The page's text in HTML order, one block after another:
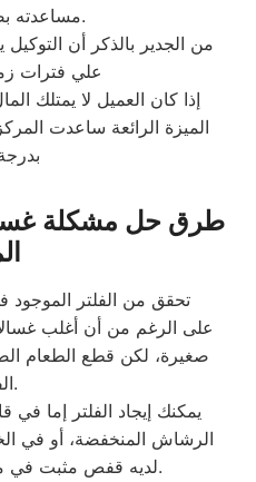
مساعدته بصفة مستمرة.
من الجدير بالذكر أن التوكيل
علي فترات
إذا كان العميل لا يمتلك
الميزة الرائعة ساعدت
طرق حل مشكلة
1- تحقق من الفلتر
على الرغم من أن أغلب
صغيرة، لكن قطع الطعام
الفلتر.
يمكنك إيجاد الفلتر إما
الرشاش المنخفضة، أو في
لديه قفص مثبت في مكان بوساطة مسمارين.